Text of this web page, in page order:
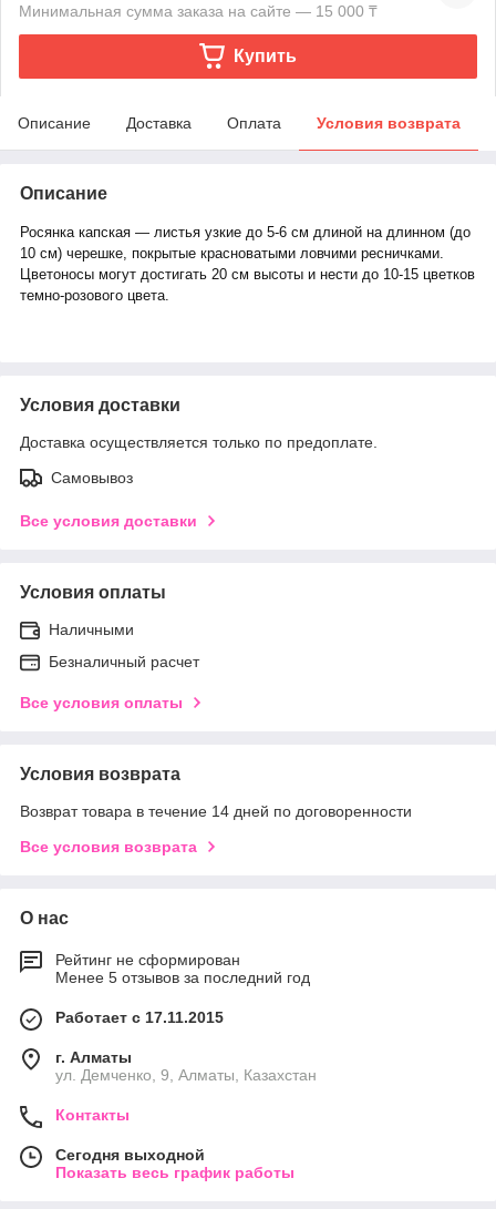
Минимальная сумма заказа на сайте — 15 000 ₸
Купить
Описание Доставка Оплата Условия возврата
Описание
Росянка капская — листья узкие до 5-6 см длиной на длинном (до
10 см) черешке, покрытые красноватыми ловчими ресничками.
Цветоносы могут достигать 20 см высоты и нести до 10-15 цветков
темно-розового цвета.
Условия доставки
Доставка осуществляется только по предоплате.
Самовывоз
Все условия доставки
Условия оплаты
Наличными
Безналичный расчет
Все условия оплаты
Условия возврата
Возврат товара в течение 14 дней по договоренности
Все условия возврата
О нас
Рейтинг не сформирован
Менее 5 отзывов за последний год
Работает с 17.11.2015
г. Алматы
ул. Демченко, 9, Алматы, Казахстан
Контакты
Сегодня выходной
Показать весь график работы